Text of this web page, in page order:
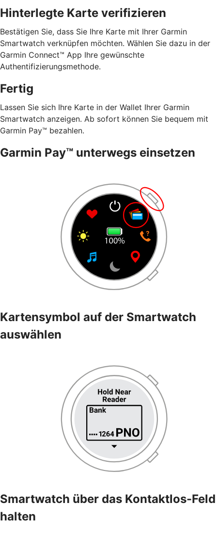
Hinterlegte Karte verifizieren
Bestätigen Sie, dass Sie Ihre Karte mit Ihrer Garmin
Smartwatch verknüpfen möchten. Wählen Sie dazu in der
Garmin Connect™ App Ihre gewünschte
Authentifizierungsmethode.
Fertig
Lassen Sie sich Ihre Karte in der Wallet Ihrer Garmin
Smartwatch anzeigen. Ab sofort können Sie bequem mit
Garmin Pay™ bezahlen.
Garmin Pay™ unterwegs einsetzen
Kartensymbol auf der Smartwatch
auswählen
Smartwatch über das Kontaktlos-Feld
halten